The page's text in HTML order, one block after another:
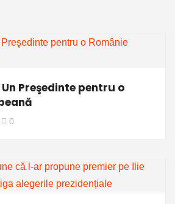
Preşedinte pentru o
0